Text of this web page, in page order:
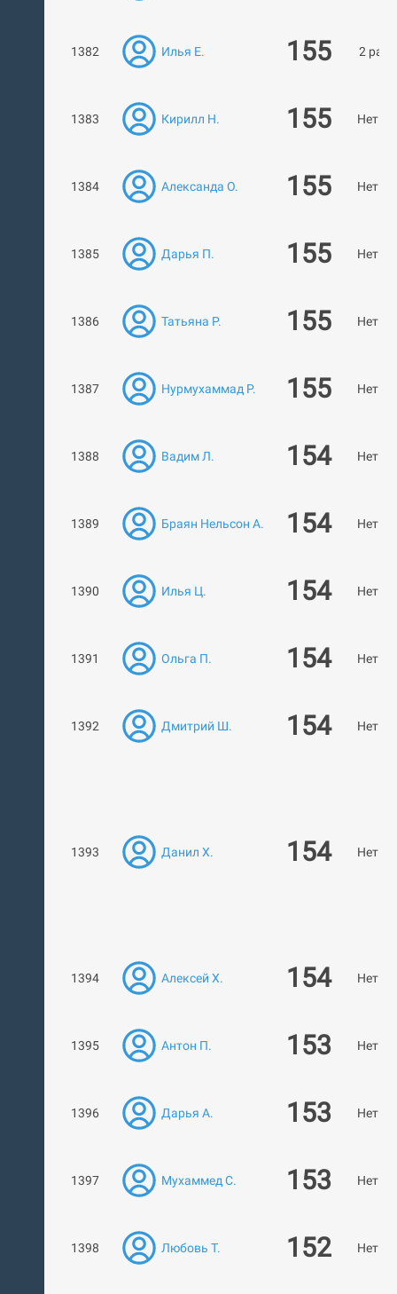
1382 Илья Е. 155 2
1383 Кирилл Н. 155 Нет
1384 Александа О. 155 Нет
1385 Дарья П. 155 Нет
1386 Татьяна Р. 155 Нет
1387 Нурмухаммад Р. 155 Нет
1388 Вадим Л. 154 Нет
1389 Браян Нельсон А. 154 Нет
1390 Илья Ц. 154 Нет
1391 Ольга П. 154 Нет
1392 Дмитрий Ш. 154 Нет
1393 Данил Х. 154 Нет
1394 Алексей Х. 154 Нет
1395 Антон П. 153 Нет
1396 Дарья А. 153 Нет
1397 Мухаммед С. 153 Нет
1398 Любовь Т. 152 Нет